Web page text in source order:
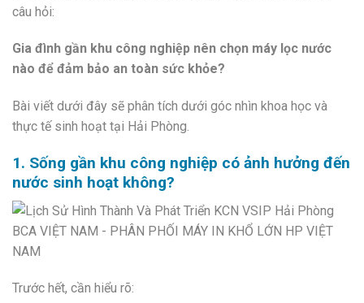
câu hỏi:
Gia đình gần khu công nghiệp nên chọn máy lọc nước
nào để đảm bảo an toàn sức khỏe?
Bài viết dưới đây sẽ phân tích dưới góc nhìn khoa học và
thực tế sinh hoạt tại Hải Phòng.
1. Sống gần khu công nghiệp có ảnh hưởng đến
nước sinh hoạt không?
Trước hết, cần hiểu rõ: